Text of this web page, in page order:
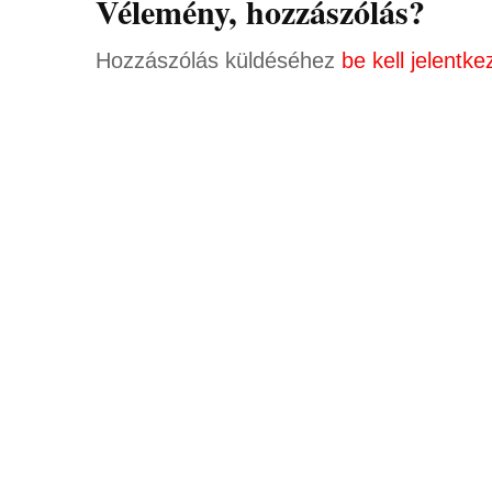
Vélemény, hozzászólás?
Hozzászólás küldéséhez be kell